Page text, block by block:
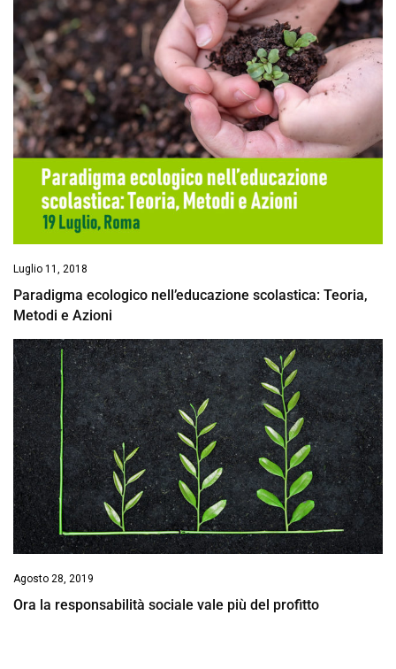
Luglio 11, 2018
Paradigma ecologico nell’educazione scolastica: Teoria,
Metodi e Azioni
Agosto 28, 2019
Ora la responsabilità sociale vale più del profitto